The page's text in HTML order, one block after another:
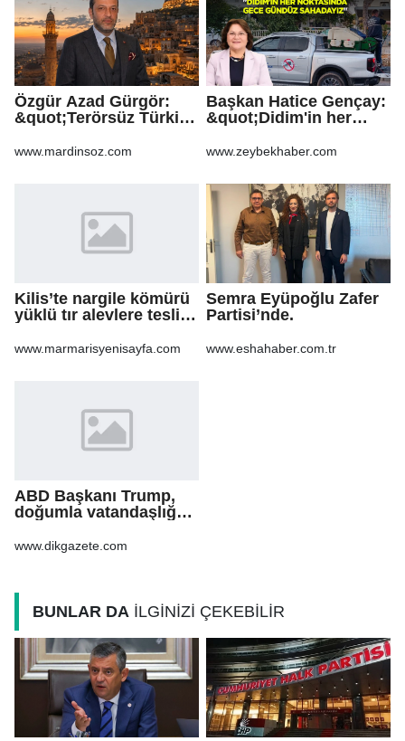
Özgür Azad Gürgör:
&quot;Terörsüz Türkiye
Turizmi İçin Yeni Bir
www.mardinsoz.com
Başkan Hatice Gençay:
&quot;Didim'in her
gündüz
www.zeybekhaber.com
Kilis’te nargile kömürü
yüklü tır alevlere teslim
www.marmarisyenisayfa.com
Semra Eyüpoğlu Zafer
Partisi’nde.
www.eshahaber.com.tr
ABD Başkanı Trump,
doğumla vatandaşlığa
genişleten
www.dikgazete.com
BUNLAR DA İLGİNİZİ ÇEKEBİLİR